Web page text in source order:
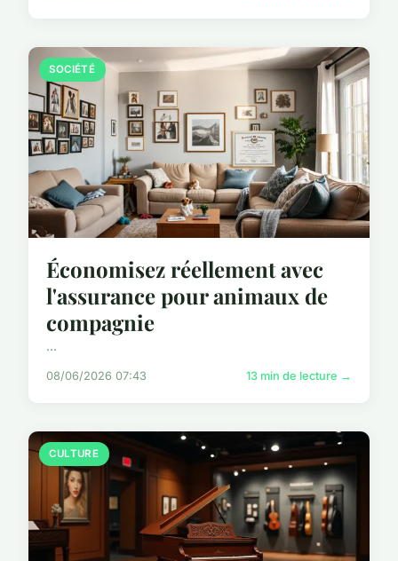
SOCIÉTÉ
Économisez réellement avec
l'assurance pour animaux de
compagnie
...
08/06/2026 07:43 13 min de lecture →
CULTURE